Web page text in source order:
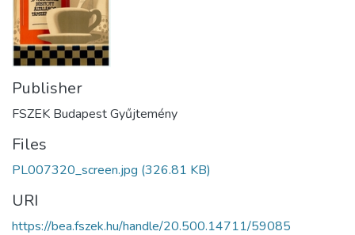
Publisher
FSZEK Budapest Gyűjtemény
Files
PL007320_screen.jpg (326.81 KB)
URI
https://bea.fszek.hu/handle/20.500.14711/59085